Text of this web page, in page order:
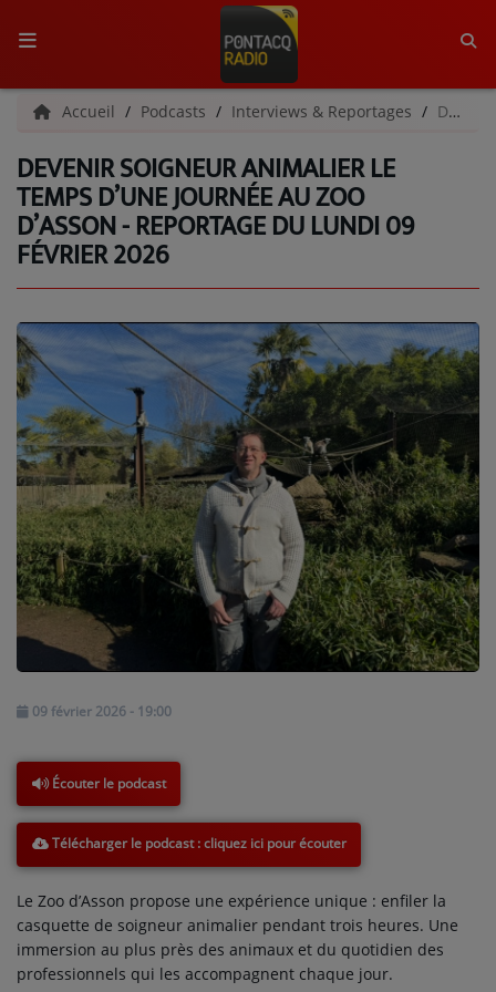
ACCUEIL
RADIO
QUI SOMMES-NOUS ?
L'ÉQUIPE
C'ÉTAIT QUOI CE TITRE ?
MÉDIAS
PODCASTS - SAISON 2026/2027
NOS PROGRAMMES COURTS
ARCHIVES - SAISONS PASSÉES
VOS ÉMISSIONS EN IMAGES
PHOTOS
ANNONCEURS & ESPACE PRO
LOCATION DE STUDIOS
ÉDUCATION AUX MÉDIAS ET À
L'INFORMATION
EN QUOI ÇA CONSISTE ?
ÉCOUTEZ LES PRODUCTIONS
Accueil Podcasts Interviews & Reportages Devenir soigneur animalier le temps d’une journée au Zoo d’Asson - Reportage du lundi 09 février 2026
DEVENIR SOIGNEUR ANIMALIER LE
TEMPS D’UNE JOURNÉE AU ZOO
D’ASSON - REPORTAGE DU LUNDI 09
FÉVRIER 2026
09 février 2026 - 19:00
Écouter le podcast
Télécharger le podcast
Le Zoo d’Asson propose une expérience unique : enfiler la
casquette de soigneur animalier pendant trois heures. Une
immersion au plus près des animaux et du quotidien des
professionnels qui les accompagnent chaque jour.